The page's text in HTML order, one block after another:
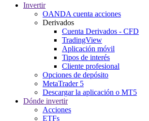
Invertir
OANDA cuenta acciones
Derivados
Cuenta Derivados - CFD
TradingView
Aplicación móvil
Tipos de interés
Cliente profesional
Opciones de depósito
MetaTrader 5
Descargar la aplicación o MT5
Dónde invertir
Acciones
ETFs